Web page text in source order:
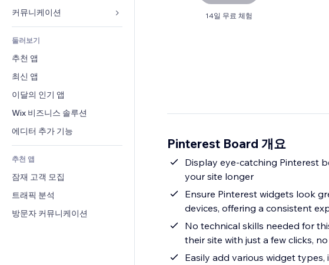
사이트 목록
이메일
회계
쿠폰 및 로열티
창고 서비스
식품 및 음료
음식점
부동산
예약
뮤직
팟캐스트
사진
동영상
PDF
파일 공유
소식
지도 및 내비게이션
개인정보 및 보안
시계
페이지 템플릿
이미지 효과
버튼 & 메뉴
배너 및 배지
계산기
검색
일기예보
차트 및 표
양식
블로그
설문
채팅
메모
전화번호
커뮤니티
평가와 후기
CRM
둘러보기
추천 앱
최신 앱
이달의 인기 앱
Wix 비즈니스 솔루션
에디터 추가 기능
추천 앱
잠재 고객 모집
트래픽 분석
방문자 커뮤니케이션
14일 무료 체험
Pinterest Board 개요
Display eye-catching Pinterest
your site longer
Ensure Pinterest widgets look
devices, offering a consistent
No technical skills needed for
their site with just a few clicks,
Easily add various widget